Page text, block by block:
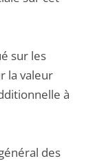
sur les
la valeur
à
des